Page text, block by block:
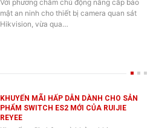
mật an ninh cho thiết bị camera quan sát
Hikvision, vừa qua…
PHẨM SWITCH ES2 MỚI CỦA RUIJIE
REYEE
Khuyến mãi nhận quà khủng khi mua